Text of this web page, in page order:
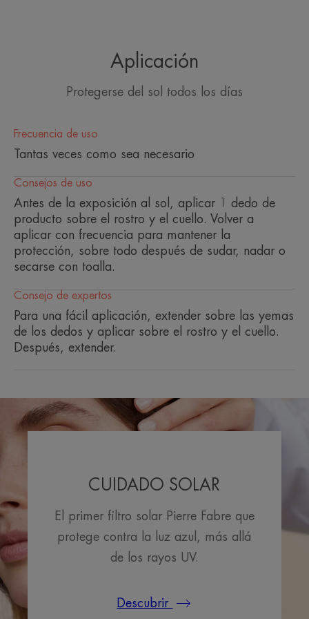
coral, una de fitopláncton y una de
cumple plenamente con el enfoque racional y ético
de Pierre Fabre Dermocosmética.
La más alta protección solar para
imperfecciones del rostro.
• FOTOPROTECTORA: filtros fotoestables UVB-
UVA- LUZ AZUL que combaten los efectos nocivos
de los rayos solares. -95% de daño celular
inducido por la radiación solar*.
• ANTIOXIDANTE: ayuda a proteger las células
• IMPERCEPTIBLE: deja una tez natural y una
Aplicación
Protegerse del sol todos los días
Frecuencia de uso
Tantas veces como sea necesario
Consejos de uso
Antes de la exposición al sol, aplicar 1 dedo de
producto sobre el rostro y el cuello. Volver a
aplicar con frecuencia para mantener la
protección, sobre todo después de sudar, nadar o
secarse con toalla.
Consejo de expertos
Para una fácil aplicación, extender sobre las yemas
de los dedos y aplicar sobre el rostro y el cuello.
Después, extender.
CUIDADO SOLAR
El primer filtro solar Pierre Fabre que
protege contra la luz azul, más allá
de los rayos UV.
Descubrir